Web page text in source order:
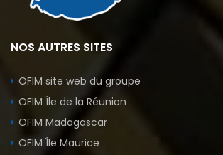
NOS AUTRES SITES
OFIM site web du groupe
OFIM Île de la Réunion
OFIM Madagascar
OFIM Île Maurice